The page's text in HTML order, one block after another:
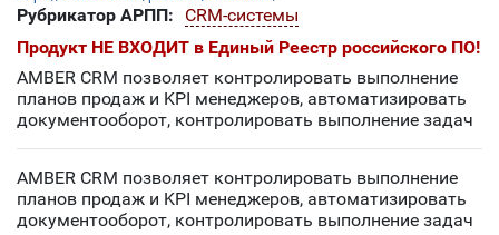
Рубрикатор АРПП:
CRM-системы
Продукт НЕ ВХОДИТ в Единый Реестр российского ПО!
AMBER CRM позволяет контролировать выполнение
планов продаж и KPI менеджеров, автоматизировать
документооборот, контролировать выполнение задач
AMBER CRM позволяет контролировать выполнение
планов продаж и KPI менеджеров, автоматизировать
документооборот, контролировать выполнение задач